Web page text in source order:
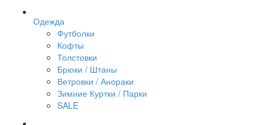
Одежда
Футболки
Кофты
Толстовки
Брюки / Штаны
Ветровки / Анораки
Зимние Куртки / Парки
SALE